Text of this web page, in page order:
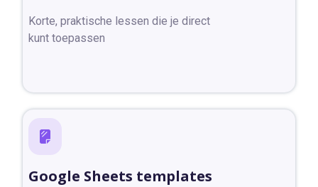
Korte, praktische lessen die je direct
kunt toepassen
Google Sheets templates